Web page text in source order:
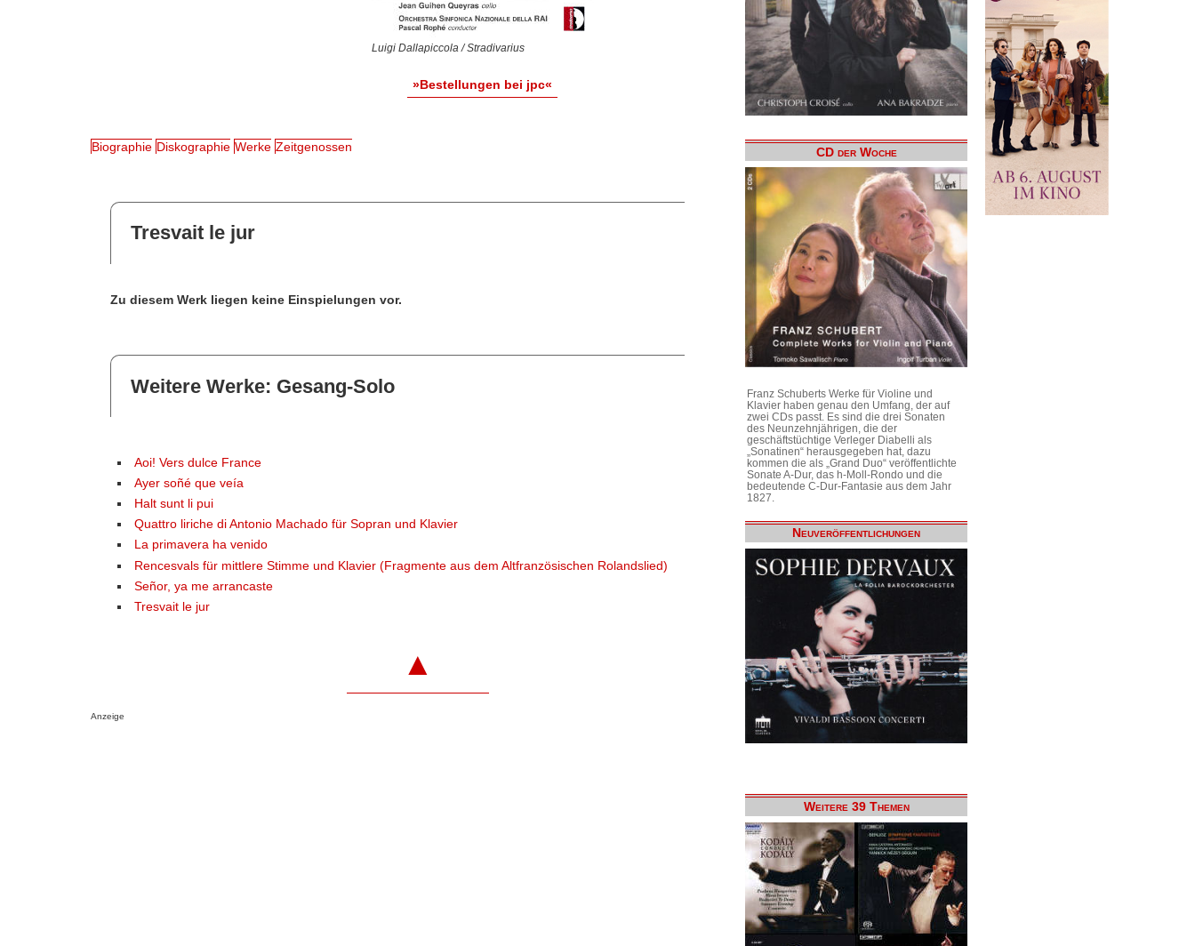
Luigi Dallapiccola / Stradivarius
»Bestellungen bei jpc«
Biographie Diskographie Werke Zeitgenossen
Tresvait le jur
Zu diesem Werk liegen keine Einspielungen vor.
Weitere Werke: Gesang-Solo
Aoi! Vers dulce France
Ayer soñé que veía
Halt sunt li pui
Quattro liriche di Antonio Machado für Sopran und Klavier
La primavera ha venido
Rencesvals für mittlere Stimme und Klavier (Fragmente aus dem Altfranzösischen Rolandslied)
Señor, ya me arrancaste
Tresvait le jur
▲
Anzeige
CD der Woche
Franz Schuberts Werke für Violine und
Klavier haben genau den Umfang, der auf
zwei CDs passt. Es sind die drei Sonaten
des Neunzehnjährigen, die der
geschäftstüchtige Verleger Diabelli als
„Sonatinen“ herausgegeben hat, dazu
kommen die als „Grand Duo“ veröffentlichte
Sonate A-Dur, das h-Moll-Rondo und die
bedeutende C-Dur-Fantasie aus dem Jahr
1827.
Neuveröffentlichungen
Weitere 39 Themen